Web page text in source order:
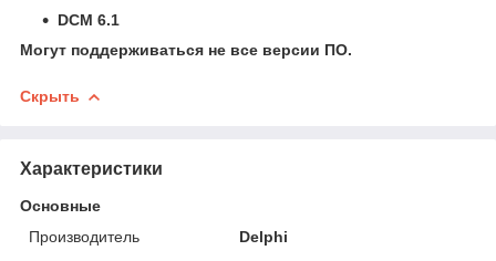
DCM 6.1
Могут поддерживаться не все версии ПО.
Скрыть
Характеристики
Основные
Производитель
Delphi